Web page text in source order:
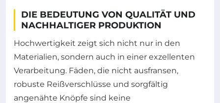
DIE BEDEUTUNG VON QUALITÄT UND
NACHHALTIGER PRODUKTION
Hochwertigkeit zeigt sich nicht nur in den
Materialien, sondern auch in einer exzellenten
Verarbeitung. Fäden, die nicht ausfransen,
robuste Reißverschlüsse und sorgfältig
angenähte Knöpfe sind keine